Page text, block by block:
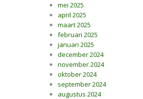
mei 2025
april 2025
maart 2025
februari 2025
januari 2025
december 2024
november 2024
oktober 2024
september 2024
augustus 2024